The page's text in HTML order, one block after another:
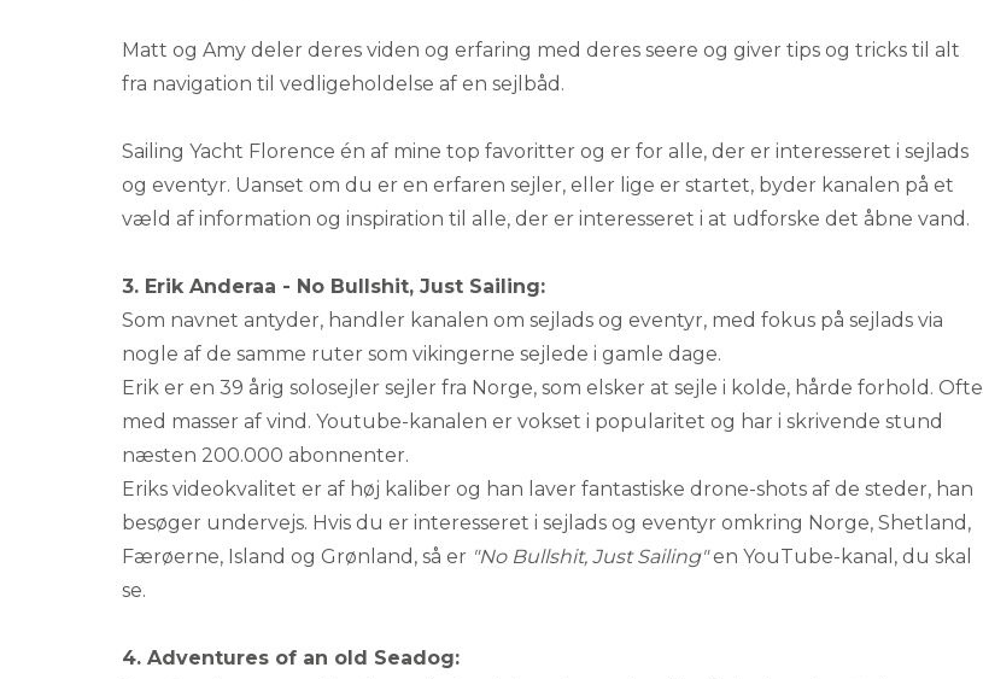
Matt og Amy deler deres viden og erfaring med deres seere og giver tips og tricks til alt
fra navigation til vedligeholdelse af en sejlbåd.
Sailing Yacht Florence én af mine top favoritter og er for alle, der er interesseret i sejlads
og eventyr. Uanset om du er en erfaren sejler, eller lige er startet, byder kanalen på et
væld af information og inspiration til alle, der er interesseret i at udforske det åbne vand.
3. Erik Anderaa - No Bullshit, Just Sailing:
Som navnet antyder, handler kanalen om sejlads og eventyr, med fokus på sejlads via
nogle af de samme ruter som vikingerne sejlede i gamle dage.
Erik er en 39 årig solosejler sejler fra Norge, som elsker at sejle i kolde, hårde forhold. Ofte
med masser af vind. Youtube-kanalen er vokset i popularitet og har i skrivende stund
næsten 200.000 abonnenter.
Eriks videokvalitet er af høj kaliber og han laver fantastiske drone-shots af de steder, han
besøger undervejs. Hvis du er interesseret i sejlads og eventyr omkring Norge, Shetland,
Færøerne, Island og Grønland, så er "No Bullshit, Just Sailing"en YouTube-kanal, du skal
se.
4. Adventures of an old Seadog: